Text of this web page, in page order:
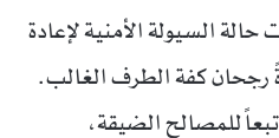
السيولة الأمنية لإعادة
رجحان كفة الطرف الغالب.
للمصالح الضيقة،